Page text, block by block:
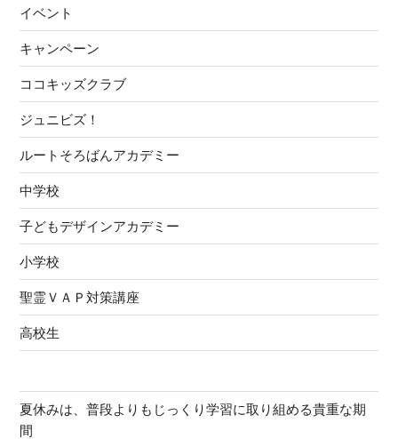
服
法
を
に
ご
紹
介”
イベント
キャンペーン
ココキッズクラブ
ジュニビズ！
ルートそろばんアカデミー
中学校
子どもデザインアカデミー
小学校
聖霊ＶＡＰ対策講座
高校生
夏休みは、普段よりもじっくり学習に取り組める貴重な期
間